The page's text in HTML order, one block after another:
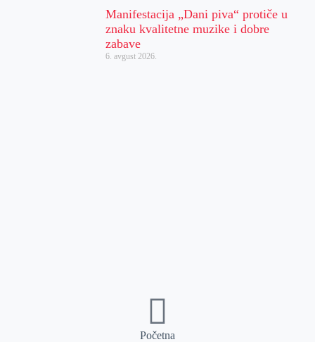
Manifestacija „Dani piva“ protiče u
znaku kvalitetne muzike i dobre
zabave
6. avgust 2026.
Početna